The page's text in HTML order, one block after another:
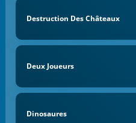
Destruction Des Châteaux
Deux Joueurs
Dinosaures